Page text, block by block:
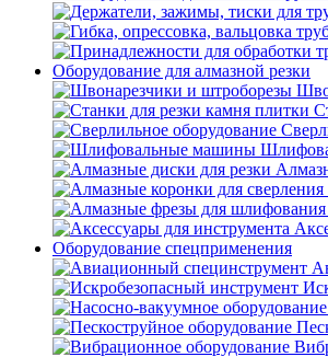
Оборудование для алмазной резки
Оборудование спецприменения